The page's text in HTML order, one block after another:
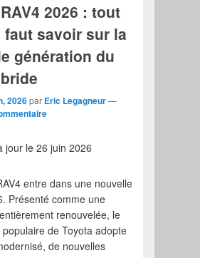
2026 : tout
faut savoir sur la
génération du
2026par Eric Legagneur—
jour le 26 juin 2026
entre dans une nouvelle
Présenté comme une
renouvelée, le
populaire de Toyota adopte
de nouvelles